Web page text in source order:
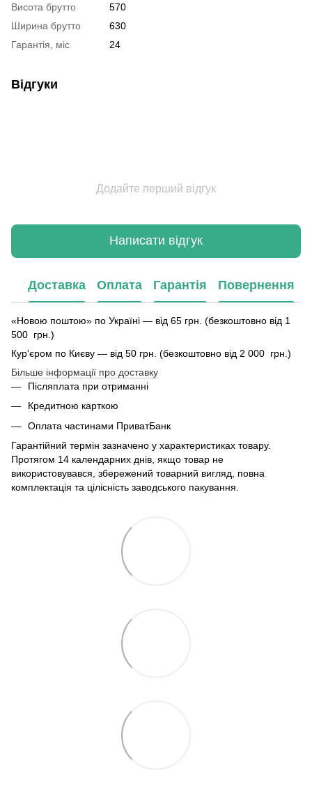
Висота брутто
570
Ширина брутто
630
Гарантія, міс
24
Відгуки
Додайте перший відгук
Написати відгук
Доставка Оплата Гарантія Повернення
«Новою поштою» по Україні — від 65 грн. (безкоштовно від 1
500 грн.)
Кур'єром по Києву — від 50 грн. (безкоштовно від 2 000 грн.)
Більше інформації про доставку
Післяплата при отриманні
Кредитною карткою
Оплата частинами ПриватБанк
Гарантійний термін зазначено у характеристиках товару.
Протягом 14 календарних днів, якщо товар не
використовувався, збережений товарний вигляд, повна
комплектація та цілісність заводського пакування.